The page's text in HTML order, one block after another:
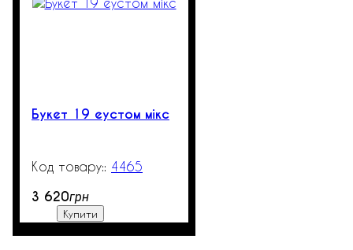
Букет 19 еустом мікс
4465
3 620грн
Купити